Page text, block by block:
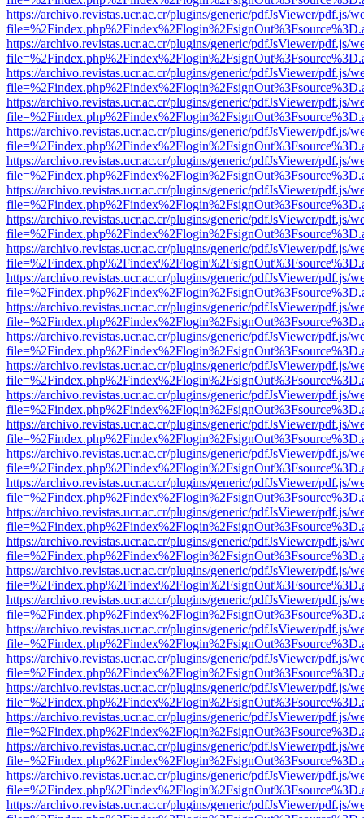
https://archivo.revistas.ucr.ac.cr/plugins/generic/pdfJsViewer/pdf.js/
https://archivo.revistas.ucr.ac.cr/plugins/generic/pdfJsViewer/pdf.js/
https://archivo.revistas.ucr.ac.cr/plugins/generic/pdfJsViewer/pdf.js/
https://archivo.revistas.ucr.ac.cr/plugins/generic/pdfJsViewer/pdf.js/
https://archivo.revistas.ucr.ac.cr/plugins/generic/pdfJsViewer/pdf.js/
https://archivo.revistas.ucr.ac.cr/plugins/generic/pdfJsViewer/pdf.js/
https://archivo.revistas.ucr.ac.cr/plugins/generic/pdfJsViewer/pdf.js/
https://archivo.revistas.ucr.ac.cr/plugins/generic/pdfJsViewer/pdf.js/
https://archivo.revistas.ucr.ac.cr/plugins/generic/pdfJsViewer/pdf.js/
https://archivo.revistas.ucr.ac.cr/plugins/generic/pdfJsViewer/pdf.js/
https://archivo.revistas.ucr.ac.cr/plugins/generic/pdfJsViewer/pdf.js/
https://archivo.revistas.ucr.ac.cr/plugins/generic/pdfJsViewer/pdf.js/
https://archivo.revistas.ucr.ac.cr/plugins/generic/pdfJsViewer/pdf.js/
https://archivo.revistas.ucr.ac.cr/plugins/generic/pdfJsViewer/pdf.js/
https://archivo.revistas.ucr.ac.cr/plugins/generic/pdfJsViewer/pdf.js/
https://archivo.revistas.ucr.ac.cr/plugins/generic/pdfJsViewer/pdf.js/
https://archivo.revistas.ucr.ac.cr/plugins/generic/pdfJsViewer/pdf.js/
https://archivo.revistas.ucr.ac.cr/plugins/generic/pdfJsViewer/pdf.js/
https://archivo.revistas.ucr.ac.cr/plugins/generic/pdfJsViewer/pdf.js/
https://archivo.revistas.ucr.ac.cr/plugins/generic/pdfJsViewer/pdf.js/
https://archivo.revistas.ucr.ac.cr/plugins/generic/pdfJsViewer/pdf.js/
https://archivo.revistas.ucr.ac.cr/plugins/generic/pdfJsViewer/pdf.js/
https://archivo.revistas.ucr.ac.cr/plugins/generic/pdfJsViewer/pdf.js/
https://archivo.revistas.ucr.ac.cr/plugins/generic/pdfJsViewer/pdf.js/
https://archivo.revistas.ucr.ac.cr/plugins/generic/pdfJsViewer/pdf.js/
https://archivo.revistas.ucr.ac.cr/plugins/generic/pdfJsViewer/pdf.js/
https://archivo.revistas.ucr.ac.cr/plugins/generic/pdfJsViewer/pdf.js/
https://archivo.revistas.ucr.ac.cr/plugins/generic/pdfJsViewer/pdf.js/